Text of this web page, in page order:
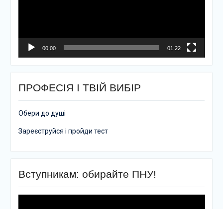
00:00 01:22
ПРОФЕСІЯ І ТВІЙ ВИБІР
Обери до душі
Зареєструйся і пройди тест
Вступникам: обирайте ПНУ!